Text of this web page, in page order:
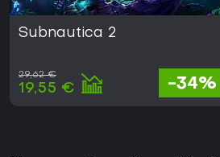
Subnautica 2
29,62 €
19,55 € -34%